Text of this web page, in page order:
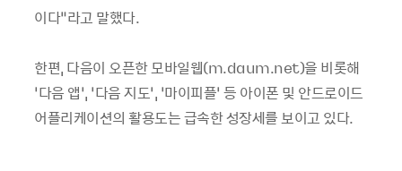
이다”라고 말했다.
한편, 다음이 오픈한 모바일웹(m.daum.net)을 비롯해
‘다음 앱’, ‘다음 지도’, ‘마이피플’ 등 아이폰 및 안드로이드
어플리케이션의 활용도는 급속한 성장세를 보이고 있다.